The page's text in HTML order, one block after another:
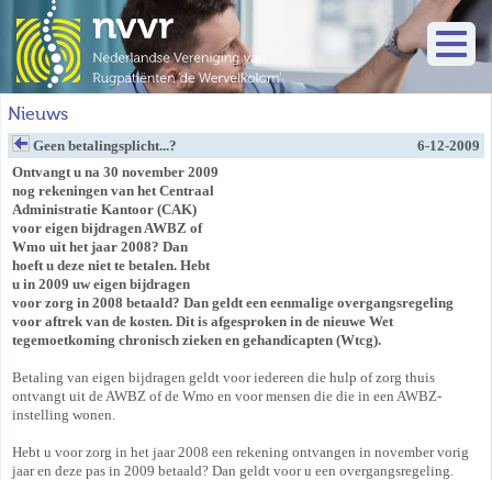
Nieuws
Geen betalingsplicht...?
6-12-2009
Ontvangt u na 30 november 2009
nog rekeningen van het Centraal
Administratie Kantoor (CAK)
voor eigen bijdragen AWBZ of
Wmo uit het jaar 2008? Dan
hoeft u deze niet te betalen. Hebt
u in 2009 uw eigen bijdragen
voor zorg in 2008 betaald? Dan geldt een eenmalige overgangsregeling
voor aftrek van de kosten. Dit is afgesproken in de nieuwe Wet
tegemoetkoming chronisch zieken en gehandicapten (Wtcg).
Betaling van eigen bijdragen geldt voor iedereen die hulp of zorg thuis
ontvangt uit de AWBZ of de Wmo en voor mensen die die in een AWBZ-
instelling wonen.
Hebt u voor zorg in het jaar 2008 een rekening ontvangen in november vorig
jaar en deze pas in 2009 betaald? Dan geldt voor u een overgangsregeling.